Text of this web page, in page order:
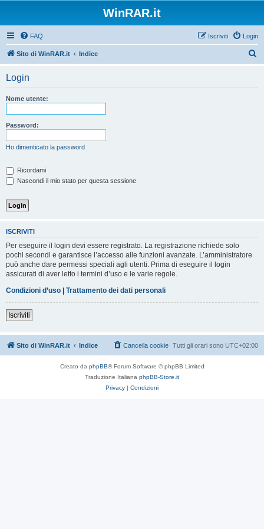
WinRAR.it
FAQ Login
Iscriviti
Sito di WinRAR.it Indice
Login
Nome utente:
Password:
Ho dimenticato la password
Ricordami
Nascondi il mio stato per questa sessione
ISCRIVITI
Per eseguire il login devi essere registrato. La registrazione richiede solo
pochi secondi e garantisce l’accesso alle funzioni avanzate. L’amministratore
può anche dare permessi speciali agli utenti. Prima di eseguire il login
assicurati di aver letto i termini d’uso e le varie regole.
Condizioni d’uso | Trattamento dei dati personali
Iscriviti
Sito di WinRAR.it Indice Tutti gli orari sono UTC+02:00
Cancella cookie
Creato da phpBB® Forum Software © phpBB Limited
Traduzione Italiana phpBB-Store.it
Privacy | Condizioni